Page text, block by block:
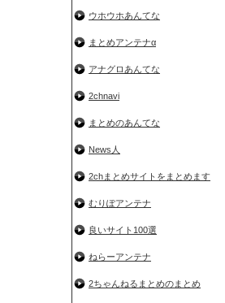
ウホウホあんてな
まとめアンテナα
アナグロあんてな
2chnavi
まとめのあんてな
News人
2chまとめサイトをまとめます
むりぽアンテナ
良いサイト100選
ねらーアンテナ
2ちゃんねるまとめのまとめ